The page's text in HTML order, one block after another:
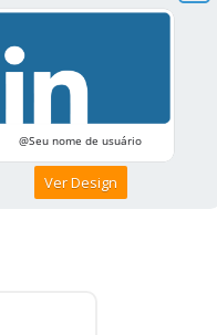
Ver Design